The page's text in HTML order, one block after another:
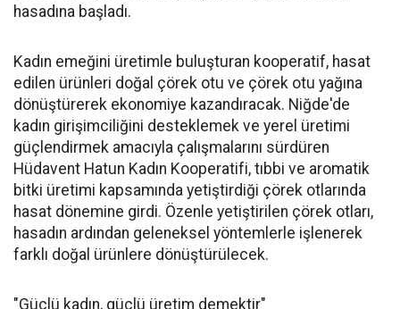
hasadına başladı.
Kadın emeğini üretimle buluşturan kooperatif, hasat
edilen ürünleri doğal çörek otu ve çörek otu yağına
dönüştürerek ekonomiye kazandıracak. Niğde'de
kadın girişimciliğini desteklemek ve yerel üretimi
güçlendirmek amacıyla çalışmalarını sürdüren
Hüdavent Hatun Kadın Kooperatifi, tıbbi ve aromatik
bitki üretimi kapsamında yetiştirdiği çörek otlarında
hasat dönemine girdi. Özenle yetiştirilen çörek otları,
hasadın ardından geleneksel yöntemlerle işlenerek
farklı doğal ürünlere dönüştürülecek.
"Güçlü kadın, güçlü üretim demektir"